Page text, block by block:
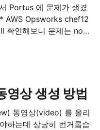
Portus 에 문제가 생겼
상 생성 방법
동영상(video) 를 올리
하는데 상당히 번거롭습